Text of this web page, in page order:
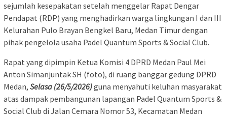
sejumlah kesepakatan setelah menggelar Rapat Dengar
Pendapat (RDP) yang menghadirkan warga lingkungan I dan III
Kelurahan Pulo Brayan Bengkel Baru, Medan Timur dengan
pihak pengelola usaha Padel Quantum Sports & Social Club.
Rapat yang dipimpin Ketua Komisi 4 DPRD Medan Paul Mei
Anton Simanjuntak SH (foto), di ruang banggar gedung DPRD
Medan, Selasa (26/5/2026)guna menyahuti keluhan masyarakat
atas dampak pembangunan lapangan Padel Quantum Sports &
Social Club di Jalan Cemara Nomor 53, Kecamatan Medan